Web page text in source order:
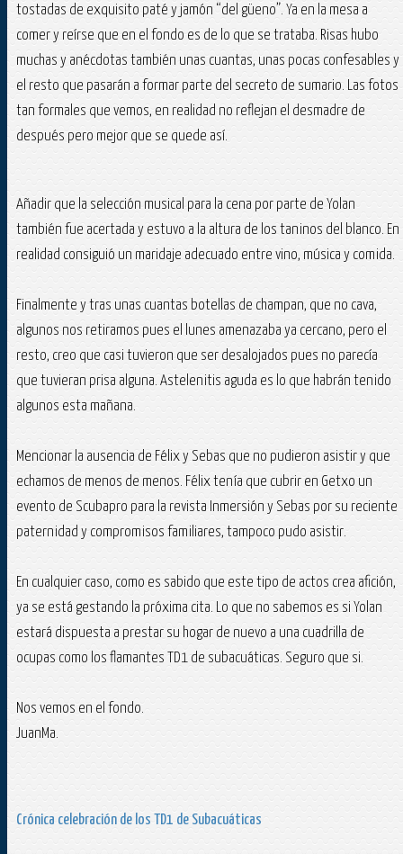
tostadas de exquisito paté y jamón “del güeno”. Ya en la mesa a
comer y reírse que en el fondo es de lo que se trataba. Risas hubo
muchas y anécdotas también unas cuantas, unas pocas confesables y
el resto que pasarán a formar parte del secreto de sumario. Las fotos
tan formales que vemos, en realidad no reflejan el desmadre de
después pero mejor que se quede así.
Añadir que la selección musical para la cena por parte de Yolan
también fue acertada y estuvo a la altura de los taninos del blanco. En
realidad consiguió un maridaje adecuado entre vino, música y comida.
Finalmente y tras unas cuantas botellas de champan, que no cava,
algunos nos retiramos pues el lunes amenazaba ya cercano, pero el
resto, creo que casi tuvieron que ser desalojados pues no parecía
que tuvieran prisa alguna. Astelenitis aguda es lo que habrán tenido
algunos esta mañana.
Mencionar la ausencia de Félix y Sebas que no pudieron asistir y que
echamos de menos de menos. Félix tenía que cubrir en Getxo un
evento de Scubapro para la revista Inmersión y Sebas por su reciente
paternidad y compromisos familiares, tampoco pudo asistir.
En cualquier caso, como es sabido que este tipo de actos crea afición,
ya se está gestando la próxima cita. Lo que no sabemos es si Yolan
estará dispuesta a prestar su hogar de nuevo a una cuadrilla de
ocupas como los flamantes TD1 de subacuáticas. Seguro que si.
Nos vemos en el fondo.
JuanMa.
Crónica celebración de los TD1 de Subacuáticas